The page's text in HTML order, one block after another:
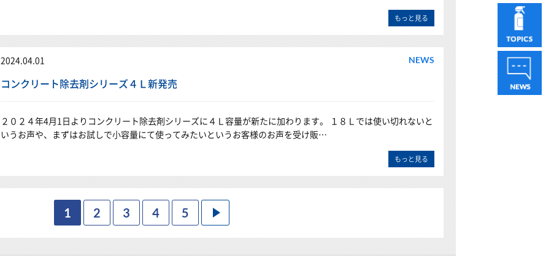
もっと見る
2024.04.01 NEWS
コンクリート除去剤シリーズ４Ｌ新発売
２０２４年4月1日よりコンクリート除去剤シリーズに４Ｌ容量が新たに加わります。 １８Ｌでは使い切れないと
いうお声や、まずはお試しで小容量にて使ってみたいというお客様のお声を受け販…
もっと見る
1 2 3 4 5